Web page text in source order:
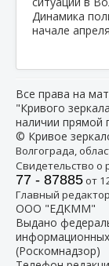
Динамика
начале
Все права на
"Кривого
наличии прямой
© Кривое
Волгограда,
Свидетельство о
77 - 87885от
Главный
ООО "ЕДКММ"
Выдано
(Роскомнадзор)